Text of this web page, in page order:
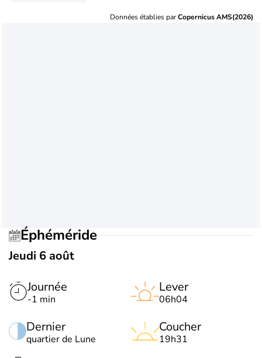
Données établies parCopernicus AMS(2026)
Éphéméride
Jeudi 6 août
Journée
-1 min
Dernier
quartier de Lune
Lever
06h04
Coucher
19h31